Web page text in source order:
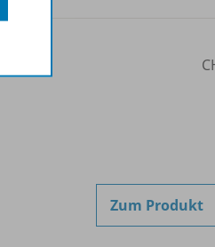
Zum Produkt